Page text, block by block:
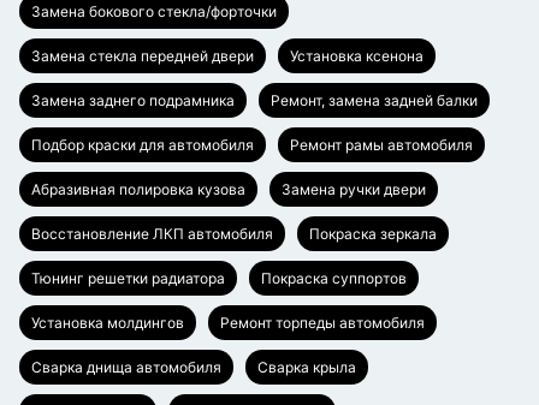
Замена бокового стекла/форточки
Замена стекла передней двери Установка ксенона
Замена заднего подрамника Ремонт, замена задней балки
Подбор краски для автомобиля Ремонт рамы автомобиля
Абразивная полировка кузова Замена ручки двери
Восстановление ЛКП автомобиля Покраска зеркала
Тюнинг решетки радиатора Покраска суппортов
Установка молдингов Ремонт торпеды автомобиля
Сварка днища автомобиля Сварка крыла